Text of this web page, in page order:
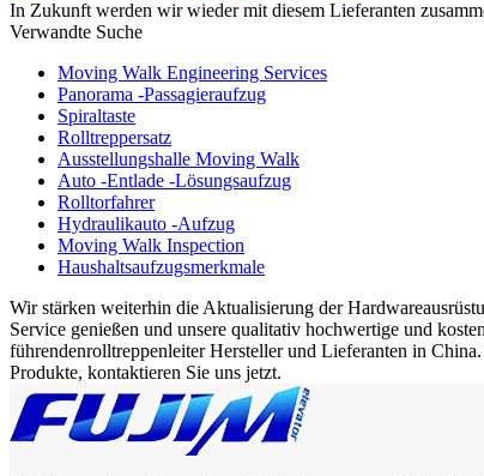
In Zukunft werden wir wieder mit diesem Lieferanten
Verwandte Suche
Moving Walk Engineering Services
Panorama -Passagieraufzug
Spiraltaste
Rolltreppersatz
Ausstellungshalle Moving Walk
Auto -Entlade -Lösungsaufzug
Rolltorfahrer
Hydraulikauto -Aufzug
Moving Walk Inspection
Haushaltsaufzugsmerkmale
Wir stärken weiterhin die Aktualisierung der
Service genießen und unsere qualitativ hochwertige und
führendenrolltreppenleiter Hersteller und Lieferanten in
Produkte, kontaktieren Sie uns jetzt.